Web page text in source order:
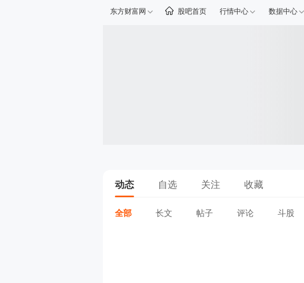
东方财富网 股吧首页 行情中心 数据中心
动态 自选 关注 收藏
全部 长文 帖子 评论 斗股